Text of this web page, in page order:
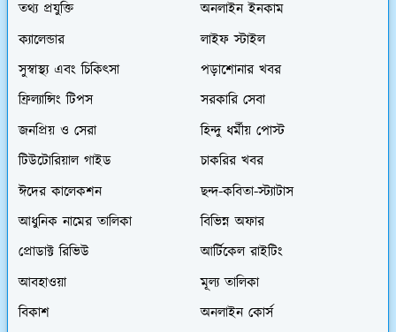
তথ্য প্রযুক্তি
অনলাইন ইনকাম
ক্যালেন্ডার
লাইফ স্টাইল
সুস্বাস্থ্য এবং চিকিৎসা
পড়াশোনার খবর
ফ্রিল্যান্সিং টিপস
সরকারি সেবা
জনপ্রিয় ও সেরা
হিন্দু ধর্মীয় পোস্ট
টিউটোরিয়াল গাইড
চাকরির খবর
ঈদের কালেকশন
ছন্দ-কবিতা-স্ট্যাটাস
আধুনিক নামের তালিকা
বিভিন্ন অফার
প্রোডাক্ট রিভিউ
আর্টিকেল রাইটিং
আবহাওয়া
মূল্য তালিকা
বিকাশ
অনলাইন কোর্স